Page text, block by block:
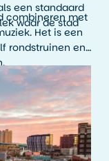
een standaard
waar de stad
combineren met
Het is een
rondstruinen en